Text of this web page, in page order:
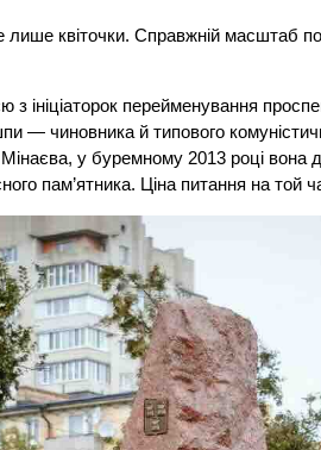
лише квіточки. Справжній масштаб
ініціаторок перейменування
— чиновника й типового
у буремному 2013 році вона
пам’ятника. Ціна питання на той